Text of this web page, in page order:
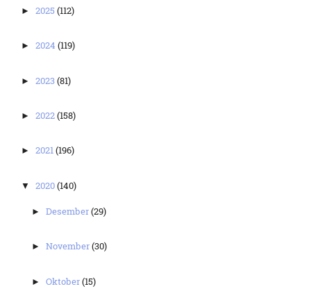
► 2025 (112)
► 2024 (119)
► 2023(81)
► 2022(158)
► 2021(196)
▼ 2020(140)
►Desember(29)
►November(30)
►Oktober(15)